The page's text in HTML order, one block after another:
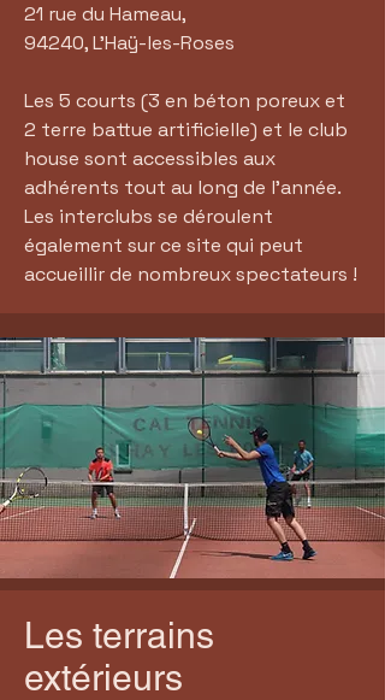
21 rue du Hameau,
94240, L'Haÿ-les-Roses
Les 5 courts (3 en béton poreux et
2 terre battue artificielle) et le club
house sont accessibles aux
adhérents tout au long de l'année.
Les interclubs se déroulent
également sur ce site qui peut
accueillir de nombreux spectateurs !
Les terrains
extérieurs